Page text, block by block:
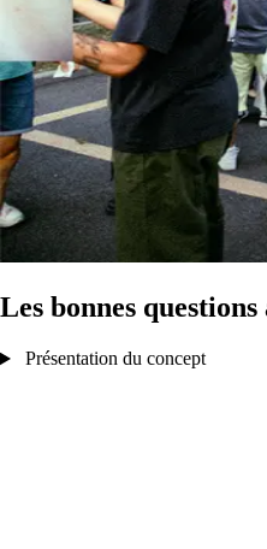
Les bonnes
Présentation du concept